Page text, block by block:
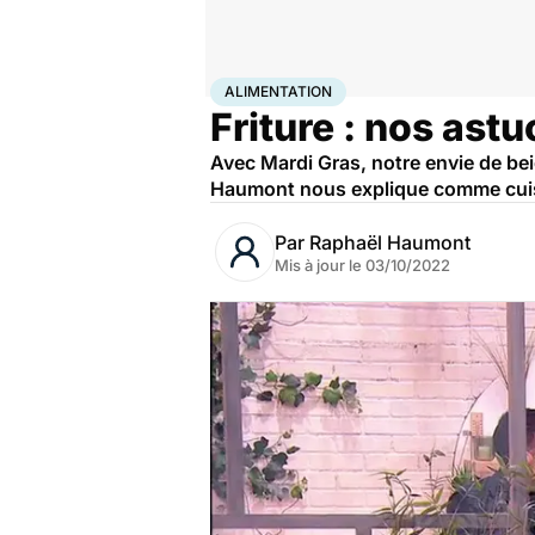
AccueilBien-êtreNutrition
ALIMENTATION
Friture : nos
Avec Mardi Gras, notre envie de
Haumont nous explique comme
Par Raphaël Haumont
Mis à jour le 03/10/2022